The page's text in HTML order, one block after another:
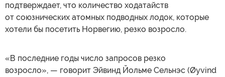
подтверждает, что количество ходатайств
от союзнических атомных подводных лодок, которые
хотели бы посетить Норвегию, резко возросло.
«В последние годы число запросов резко
возросло», — говорит Эйвинд Йольме Сельнэс (Øyvind